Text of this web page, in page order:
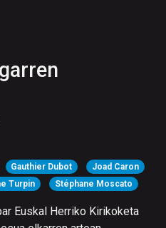
Gauthier Dubot
Joad Caron
Turpin Stéphane Moscato
Euskal Herriko Kirikoketa